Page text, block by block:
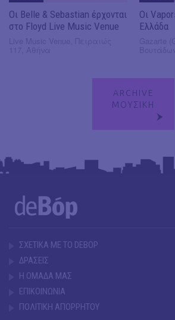
Οι Belle & Sebastian έρχονται
στο Floyd Live Music Venue
Οι
Ελλάδα
ARCHIVE
ΜΟΥΣΙΚΗ
ΣΧΕΤΙΚΑ ΜΕ ΤΟ DEBOP
ΔΡΑΣΕΙΣ
Η ΟΜΑΔΑ ΜΑΣ
ΕΠΙΚΟΙΝΩΝΙΑ
ΠΟΛΙΤΙΚΗ ΑΠΟΡΡΗΤΟΥ